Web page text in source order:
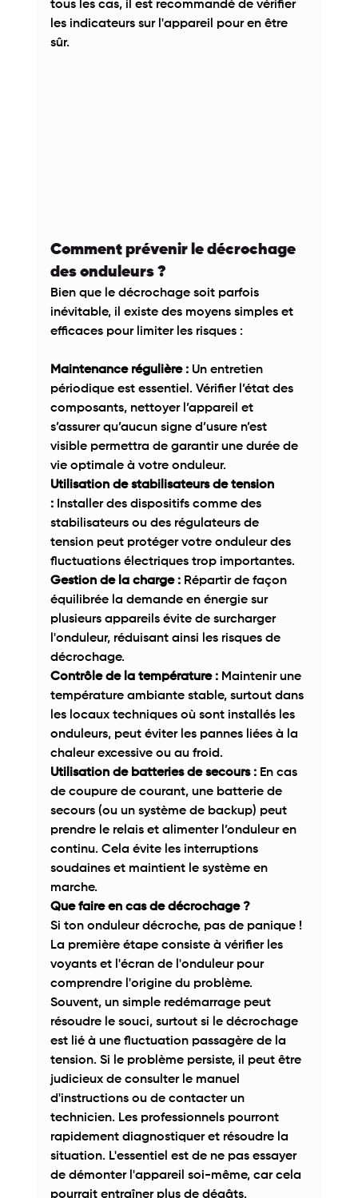
tous les cas, il est recommandé de vérifier
les indicateurs sur l'appareil pour en être
sûr.
Comment prévenir le décrochage
des onduleurs ?
Bien que le décrochage soit parfois
inévitable, il existe des moyens simples et
efficaces pour limiter les risques :
Maintenance régulière : Un entretien
périodique est essentiel. Vérifier l’état des
composants, nettoyer l’appareil et
s’assurer qu’aucun signe d’usure n’est
visible permettra de garantir une durée de
vie optimale à votre onduleur.
Utilisation de stabilisateurs de tension
: Installer des dispositifs comme des
stabilisateurs ou des régulateurs de
tension peut protéger votre onduleur des
fluctuations électriques trop importantes.
Gestion de la charge : Répartir de façon
équilibrée la demande en énergie sur
plusieurs appareils évite de surcharger
l'onduleur, réduisant ainsi les risques de
décrochage.
Contrôle de la température : Maintenir une
température ambiante stable, surtout dans
les locaux techniques où sont installés les
onduleurs, peut éviter les pannes liées à la
chaleur excessive ou au froid.
Utilisation de batteries de secours : En cas
de coupure de courant, une batterie de
secours (ou un système de backup) peut
prendre le relais et alimenter l’onduleur en
continu. Cela évite les interruptions
soudaines et maintient le système en
marche.
Que faire en cas de décrochage ?
Si ton onduleur décroche, pas de panique !
La première étape consiste à vérifier les
voyants et l'écran de l'onduleur pour
comprendre l'origine du problème.
Souvent, un simple redémarrage peut
résoudre le souci, surtout si le décrochage
est lié à une fluctuation passagère de la
tension. Si le problème persiste, il peut être
judicieux de consulter le manuel
d'instructions ou de contacter un
technicien. Les professionnels pourront
rapidement diagnostiquer et résoudre la
situation. L'essentiel est de ne pas essayer
de démonter l'appareil soi-même, car cela
pourrait entraîner plus de dégâts.